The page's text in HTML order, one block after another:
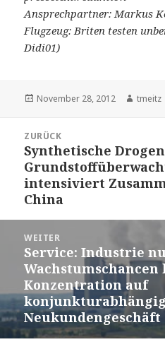
Ansprechpartner: Markus
Flugzeug: Briten testen
Didi01)
Veröffentlicht
November 28, 2012 Autor
tmeitz
Navigation
ZURÜCK
Vorheriger
Beitrag:
Synthetische
intensiviert
China
WEITER
Nächster
Beitrag:
Service: Industrie
Wachstumschancen
Konzentration auf